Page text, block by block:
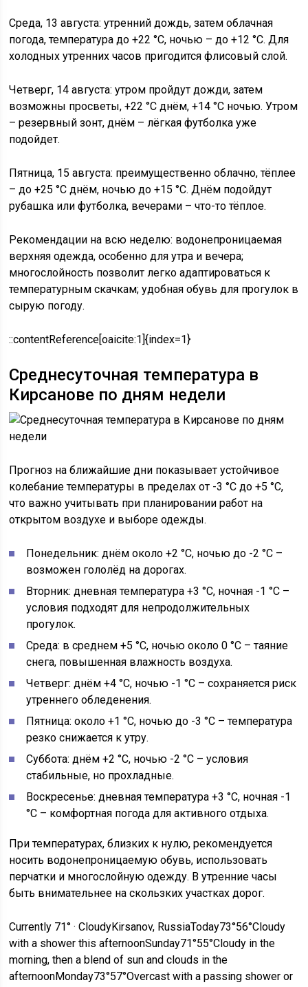
Среда, 13 августа: утренний дождь, затем облачная
погода, температура до +22 °C, ночью – до +12 °C. Для
холодных утренних часов пригодится флисовый слой.
Четверг, 14 августа: утром пройдут дожди, затем
возможны просветы, +22 °C днём, +14 °C ночью. Утром
– резервный зонт, днём – лёгкая футболка уже
подойдет.
Пятница, 15 августа: преимущественно облачно, тёплее
– до +25 °C днём, ночью до +15 °C. Днём подойдут
рубашка или футболка, вечерами – что-то тёплое.
Рекомендации на всю неделю: водонепроницаемая
верхняя одежда, особенно для утра и вечера;
многослойность позволит легко адаптироваться к
температурным скачкам; удобная обувь для прогулок в
сырую погоду.
::contentReference[oaicite:1]{index=1}
Среднесуточная температура в
Кирсанове по дням недели
Прогноз на ближайшие дни показывает устойчивое
колебание температуры в пределах от -3 °C до +5 °C,
что важно учитывать при планировании работ на
открытом воздухе и выборе одежды.
Понедельник: днём около +2 °C, ночью до -2 °C –
возможен гололёд на дорогах.
Вторник: дневная температура +3 °C, ночная -1 °C –
условия подходят для непродолжительных
прогулок.
Среда: в среднем +5 °C, ночью около 0 °C – таяние
снега, повышенная влажность воздуха.
Четверг: днём +4 °C, ночью -1 °C – сохраняется риск
утреннего обледенения.
Пятница: около +1 °C, ночью до -3 °C – температура
резко снижается к утру.
Суббота: днём +2 °C, ночью -2 °C – условия
стабильные, но прохладные.
Воскресенье: дневная температура +3 °C, ночная -1
°C – комфортная погода для активного отдыха.
При температурах, близких к нулю, рекомендуется
носить водонепроницаемую обувь, использовать
перчатки и многослойную одежду. В утренние часы
быть внимательнее на скользких участках дорог.
Currently 71° · CloudyKirsanov, RussiaToday73°56°Cloudy
with a shower this afternoonSunday71°55°Cloudy in the
morning, then a blend of sun and clouds in the
afternoonMonday73°57°Overcast with a passing shower or